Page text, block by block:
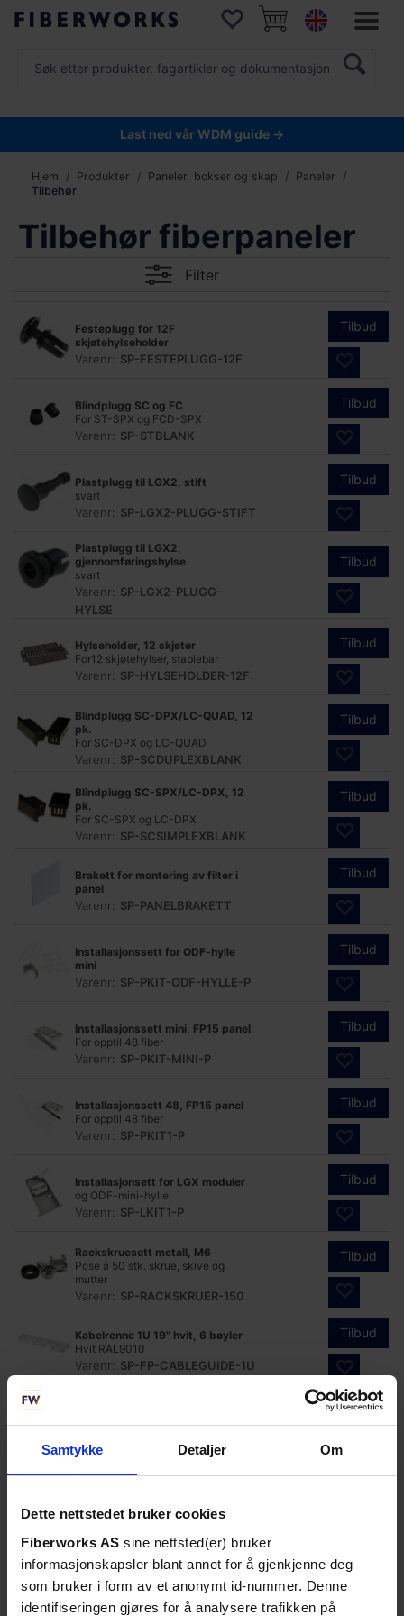
Samtykke Detaljer Om
Dette nettstedet bruker cookies
Fiberworks AS sine nettsted(er) bruker
informasjonskapsler blant annet for å gjenkjenne deg
som bruker i form av et anonymt id-nummer. Denne
identifiseringen gjøres for å analysere trafikken på
Last ned vår WDM guide →
Hjem Produkter Paneler, bokser og skap
Paneler
Tilbehør
Tilbehør fiberpaneler
Filter
Festeplugg for 12F
skjøtehylseholder
Varenr: SP-FESTEPLUGG-12F
Tilbud
Blindplugg SC og FC
For ST-SPX og FCD-SPX
Varenr: SP-STBLANK
Tilbud
Plastplugg til LGX2, stift
svart
Varenr: SP-LGX2-PLUGG-STIFT
Tilbud
Plastplugg til LGX2,
gjennomføringshylse
svart
Varenr: SP-LGX2-PLUGG-
HYLSE
Tilbud
Hylseholder, 12 skjøter
For12 skjøtehylser, stablebar
Varenr: SP-HYLSEHOLDER-12F
Tilbud
Blindplugg SC-DPX/LC-QUAD, 12
pk.
For SC-DPX og LC-QUAD
Varenr: SP-SCDUPLEXBLANK
Tilbud
Blindplugg SC-SPX/LC-DPX, 12
pk.
For SC-SPX og LC-DPX
Varenr: SP-SCSIMPLEXBLANK
Tilbud
Brakett for montering av filter i
panel
Varenr: SP-PANELBRAKETT
Tilbud
Installasjonssett for ODF-hylle
mini
Varenr: SP-PKIT-ODF-HYLLE-P
Tilbud
Installasjonssett mini, FP15 panel
For opptil 48 fiber
Varenr: SP-PKIT-MINI-P
Tilbud
Installasjonssett 48, FP15 panel
For opptil 48 fiber
Varenr: SP-PKIT1-P
Tilbud
Installasjonsett for LGX moduler
og ODF-mini-hylle
Varenr: SP-LKIT1-P
Tilbud
Rackskruesett metall, M6
Pose à 50 stk. skrue, skive og
mutter
Varenr: SP-RACKSKRUER-150
Tilbud
Kabelrenne 1U 19" hvit, 6 bøyler
Hvit RAL9010
Varenr: SP-FP-CABLEGUIDE-1U
Tilbud
S1U
Tilbud
Hvit RAL9010
Kabelrenne 0,5U 19" hvit, 7 bøyler
Hvit RAL9010
Varenr: SP-FP05-GUIDE
Tilbud